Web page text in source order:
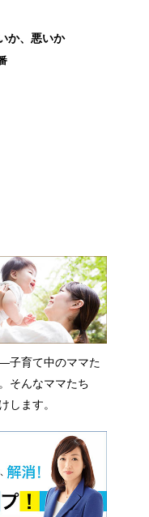
か、悪いか
子育て中のママた
そんなママたち
します。